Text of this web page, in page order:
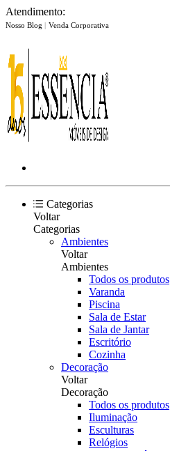
Atendimento:
Nosso Blog | Venda Corporativa
Categorias
Voltar
Categorias
Ambientes
Voltar
Ambientes
Todos os produtos
Varanda
Piscina
Sala de Estar
Sala de Jantar
Escritório
Cozinha
Decoração
Voltar
Decoração
Todos os produtos
Iluminação
Esculturas
Relógios